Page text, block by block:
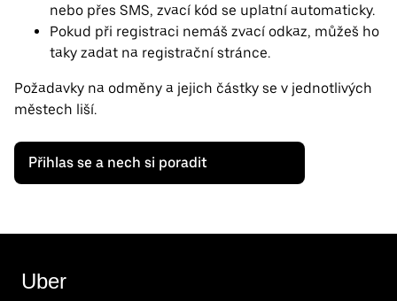
nebo přes SMS, zvací kód se uplatní automaticky.
Pokud při registraci nemáš zvací odkaz, můžeš ho
taky zadat na registrační stránce.
Požadavky na odměny a jejich částky se v jednotlivých
městech liší.
Přihlas se a nech si poradit
Uber